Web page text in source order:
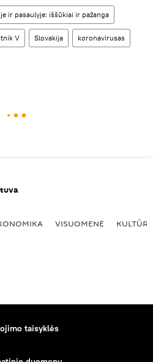
ir pasaulyje: iššūkiai ir pažanga
V Slovakija koronavirusas
VISUOMENĖ KULTŪRA
taisyklės